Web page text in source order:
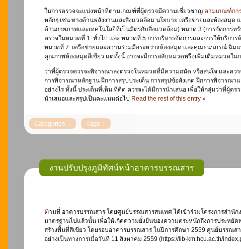
ในการตรวจจะแบ่งหน้าที่ตามเกณฑ์ที่ผู้ตรวจมีความเชี่ยวชาญ ตามเกณฑ์กา
หลักๆ เช่น ทางด้านพลังงานและสิ่งแวดล้อม นโยบาย เครือข่ายและห้องสมุ
ด้านกายภาพและเทคโนโลยีที่เป็นมิตรกับสิ่งแวดล้อม) หมวด 3 (การจัดการ
ตรวจในหมวดที่ 1 ทั่วไป และ หมวดที่ 5 การบริหารจัดการและการให้บริกา
หมวดที่ 7 เครือข่ายและความร่วมมือระหว่างห้องสมุด และคุณธนาภรณ์ ฉิม
คุณภาพห้องสมุดสีเขียว แต่ทั้งนี้ อาจจะมีการสลับหมวดหรือเพิ่มเติมหมวดใ
ว่าที่ผู้ตรวจควรจะพิจารณาลงตรวจในหมวดที่มีความถนัด หรือสนใจ และคว
การพิจารณาหลักฐาน ฝึกการสรุปประเด็น การสรุปข้อสังเกต ฝึกการพิจารณ
อย่างไร ทั้งนี้ ประเด็นที่เห็น ที่คิด ควรจะได้มีการนำเสนอ เพื่อให้กลุ่มว่าที่ผู้
นำเสนอและสรุปเป็นคะแนนต่อไป Read the rest of this entry »
งานปรับปรุงภูมิทัศน์หน้าอาคารบรรณสาร
ตามที่ อาคารบรรณสาร โดยศูนย์บรรณสารสนเทศ ได้เข้าร่วมโครงการสำนักงานสีเขียว และห้องสมุดสีเขียว และได้ผ่านการตรวจประเมินในระดับทอง และผ่านเกณฑ์ ของทั้งสอง
มาตรฐานไปแล้วนั้น เพื่อให้เกิดความยั่งยืนของความตระหนักถึงการประห
สร้างพื้นที่สีเขียว โดยรอบอาคารบรรณสาร ในปีการศึกษา 2559 ศูนย์บรร
อย่างเป็นทางการเมื่อวันที่ 11 สิงหาคม 2559 (https://lib-km.hcu.ac.th/